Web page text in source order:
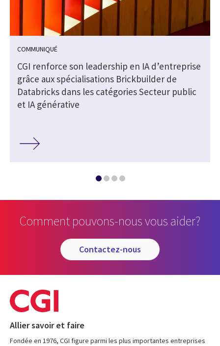
COMMUNIQUÉ
CGI renforce son leadership en IA d’entreprise
grâce aux spécialisations Brickbuilder de
Databricks dans les catégories Secteur public
et IA générative
Comment pouvons-nous vous aider?
contactez-nous
Allier savoir et faire
Fondée en 1976, CGI figure parmi les plus importantes entreprises